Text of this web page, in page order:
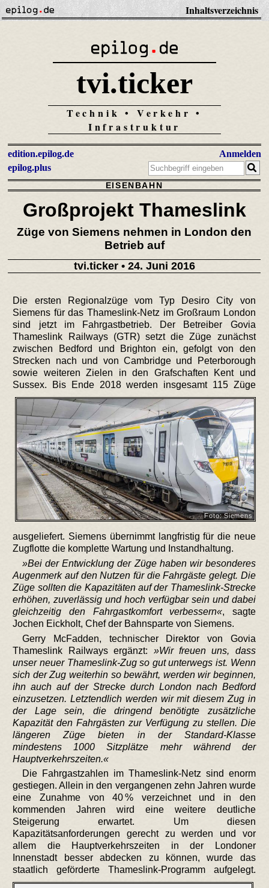
Inhaltsverzeichnis
tvi.ticker
Technik • Verkehr •
Infrastruktur
edition.epilog.de
epilog.plus
Anmelden
EISENBAHN
Großprojekt Thameslink
Züge von Siemens nehmen in London den
Betrieb auf
tvi.ticker• 24. Juni 2016
Die ersten Regionalzüge vom Typ Desiro City von
Siemens für das Thameslink-Netz im Großraum London
sind jetzt im Fahrgastbetrieb. Der Betreiber Govia
Thameslink Railways (GTR) setzt die Züge zunächst
zwischen Bedford und Brighton ein, gefolgt von den
Strecken nach und von Cambridge und Peterborough
sowie weiteren Zielen in den Grafschaften Kent und
Sussex.
Foto: Siemens
Bis Ende 2018 werden insgesamt 115 Züge
ausgeliefert. Siemens übernimmt langfristig für die neue
Zugflotte die komplette Wartung und Instandhaltung.
Bei der Entwicklung der Züge haben wir besonderes
Augenmerk auf den Nutzen für die Fahrgäste gelegt. Die
Züge sollten die Kapazitäten auf der Thameslink-Strecke
erhöhen, zuverlässig und hoch verfügbar sein und dabei
gleichzeitig den Fahrgastkomfort verbessern , sagte
Jochen Eickholt, Chef der Bahnsparte von Siemens.
Gerry McFadden, technischer Direktor von Govia
Thameslink Railways ergänzt:
Wir freuen uns, dass
unser neuer Thameslink-Zug so gut unterwegs ist. Wenn
sich der Zug weiterhin so bewährt, werden wir beginnen,
ihn auch auf der Strecke durch London nach Bedford
einzusetzen. Letztendlich werden wir mit diesem Zug in
der Lage sein, die dringend benötigte zusätzliche
Kapazität den Fahrgästen zur Verfügung zu stellen. Die
längeren Züge bieten in der Standard-Klasse
mindestens 1000 Sitzplätze mehr während der
Hauptverkehrszeiten.
Die Fahrgastzahlen im Thameslink-Netz sind enorm
gestiegen. Allein in den vergangenen zehn Jahren wurde
eine Zunahme von 40 % verzeichnet und in den
kommenden Jahren wird eine weitere deutliche
Steigerung erwartet. Um diesen
Kapazitätsanforderungen gerecht zu werden und vor
allem die Hauptverkehrszeiten in der Londoner
Innenstadt besser abdecken zu können, wurde das
staatlich geförderte Thameslink-Programm aufgelegt.